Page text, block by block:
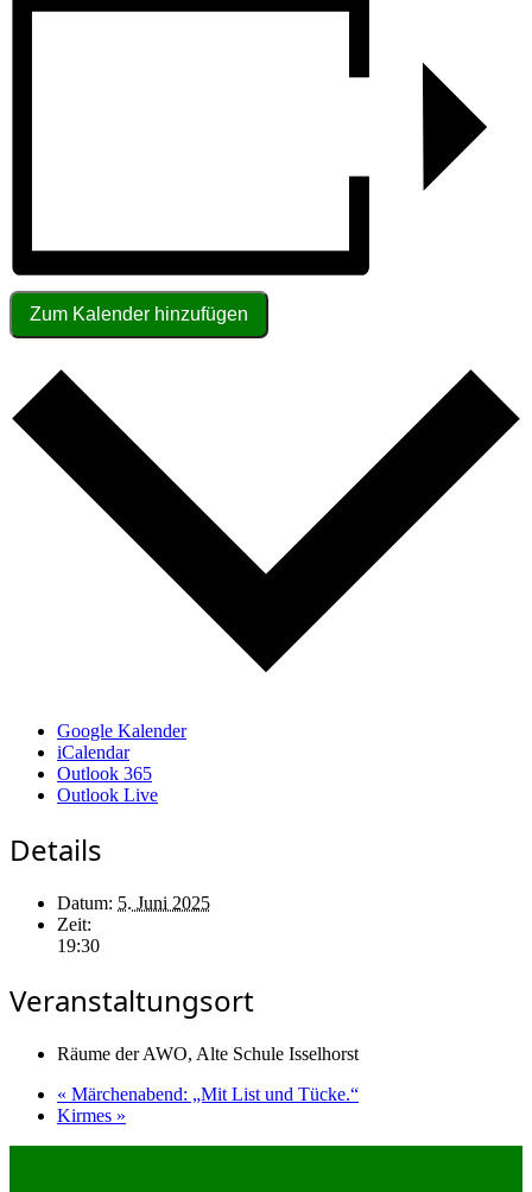
Zum Kalender hinzufügen
Google Kalender
iCalendar
Outlook 365
Outlook Live
Details
Datum: 5. Juni 2025
Zeit:
19:30
Veranstaltungsort
Räume der AWO, Alte Schule Isselhorst
« Märchenabend: „Mit List und Tücke.“
Kirmes »